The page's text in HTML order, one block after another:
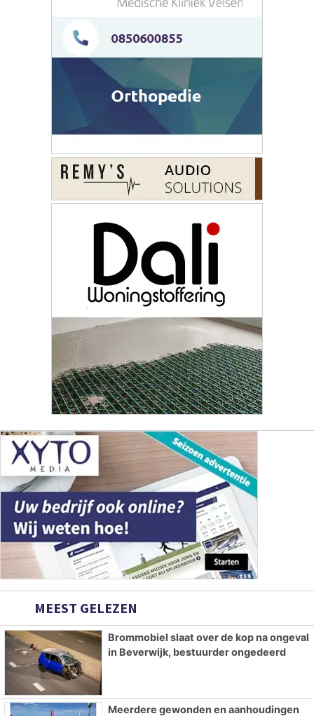
MEEST GELEZEN
Brommobiel slaat over de kop na ongeval
in Beverwijk, bestuurder ongedeerd
Meerdere gewonden en aanhoudingen